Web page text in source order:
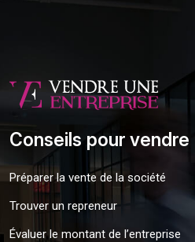
Conseils pour vendre
Préparer la vente de la société
Trouver un repreneur
Évaluer le montant de l’entreprise